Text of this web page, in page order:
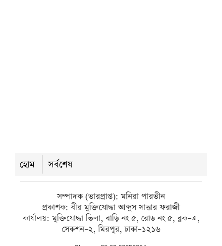
কলাপাড়ায় এমপি মোশাররফ হোসেনের
সঙ্গে ব্যবসায়ী নেতাদের সৌজন্য সাক্ষাৎ
বৃহস্পতিবার ● ৬ আগস্ট ২০২৬
হোম সর্বশেষ
সম্পাদক (ভারপ্রাপ্ত): মনিরা পারভীন
প্রকাশক: বীর মুক্তিযোদ্ধা আব্দুস সাত্তার ফরাজী
কার্যালয়: মুক্তিযোদ্ধা ভিলা, বাড়ি নং ৫, রোড নং ৫, ব্লক–এ,
সেকশন–২, মিরপুর, ঢাকা–১২১৬